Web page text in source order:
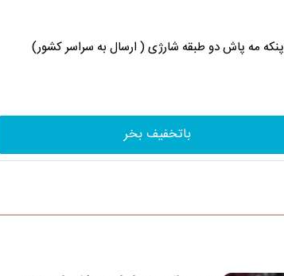
پنکه مه پاش دو طبقه شارژی ( ارسال به سراسر کشور)
باتخفیف بخر